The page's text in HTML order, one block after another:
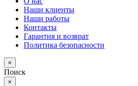
Наши клиенты
Наши работы
Контакты
Гарантия и возврат
Политика безопасности
×
Поиск
×